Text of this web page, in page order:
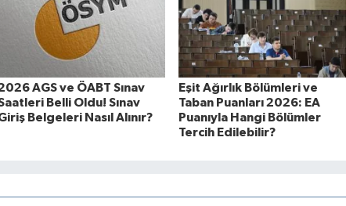
AGS ve ÖABT Sınav
Belli Oldu! Sınav
Belgeleri Nasıl Alınır?
Eşit Ağırlık Bölümleri ve
Taban Puanları 2026: EA
Puanıyla Hangi Bölümler
Tercih Edilebilir?